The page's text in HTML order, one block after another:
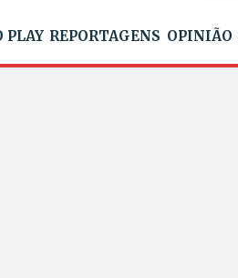
PLAY REPORTAGENS OPINIÃO